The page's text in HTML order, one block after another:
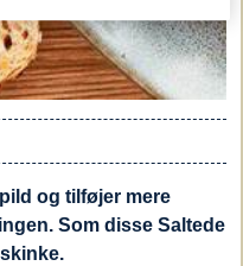
og tilføjer mere
Som disse Saltede